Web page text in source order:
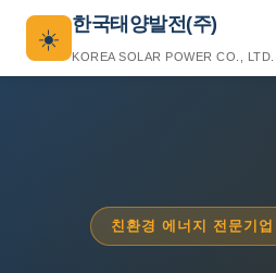
☀️
한국태양발전(주)
KOREA SOLAR POWER CO., LTD.
친환경 에너지 전문기